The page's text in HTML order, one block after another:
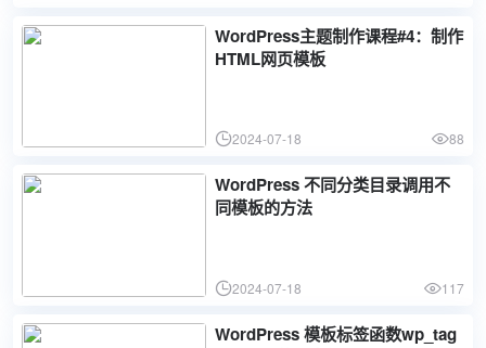
WordPress主题制作课程#4：制作
HTML网页模板
2024-07-18 88
WordPress 不同分类目录调用不
同模板的方法
2024-07-18 117
WordPress 模板标签函数wp_tag